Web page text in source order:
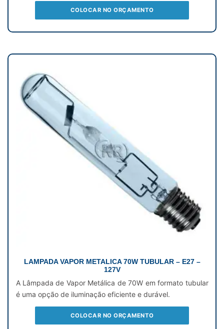
COLOCAR NO ORÇAMENTO
LAMPADA VAPOR METALICA 70W TUBULAR – E27 –
127V
A Lâmpada de Vapor Metálica de 70W em formato tubular
é uma opção de iluminação eficiente e durável.
COLOCAR NO ORÇAMENTO